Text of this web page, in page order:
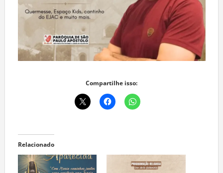
Compartilhe isso:
Relacionado